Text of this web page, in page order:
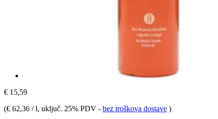
€ 15,59
(€ 62,36 / l, uključ. 25% PDV - bez troškova dostave )